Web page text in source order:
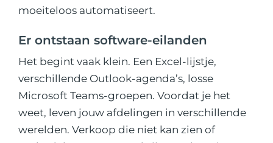
moeiteloos automatiseert.
Er ontstaan software-eilanden
Het begint vaak klein. Een Excel-lijstje,
verschillende Outlook-agenda’s, losse
Microsoft Teams-groepen. Voordat je het
weet, leven jouw afdelingen in verschillende
werelden. Verkoop die niet kan zien of